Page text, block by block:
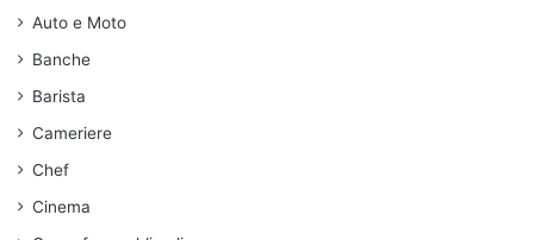
Auto e Moto
Banche
Barista
Cameriere
Chef
Cinema